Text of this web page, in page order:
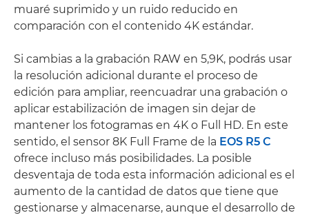
muaré suprimido y un ruido reducido en
comparación con el contenido 4K estándar.
Si cambias a la grabación RAW en 5,9K, podrás usar
la resolución adicional durante el proceso de
edición para ampliar, reencuadrar una grabación o
aplicar estabilización de imagen sin dejar de
mantener los fotogramas en 4K o Full HD. En este
sentido, el sensor 8K Full Frame de la EOS R5 C
ofrece incluso más posibilidades. La posible
desventaja de toda esta información adicional es el
aumento de la cantidad de datos que tiene que
gestionarse y almacenarse, aunque el desarrollo de